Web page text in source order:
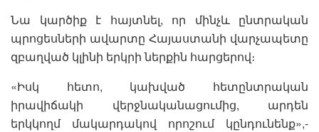
Նա կարծիք է հայտնել, որ մինչև ընտրական
պրոցեսների ավարտը Հայաստանի վարչապետը
զբաղված կլինի երկրի ներքին հարցերով։
«Իսկ հետո, կախված հետընտրական
իրավիճակի վերջնականացումից, արդեն
երկկողմ մակարդակով որոշում կընդունենք»,-